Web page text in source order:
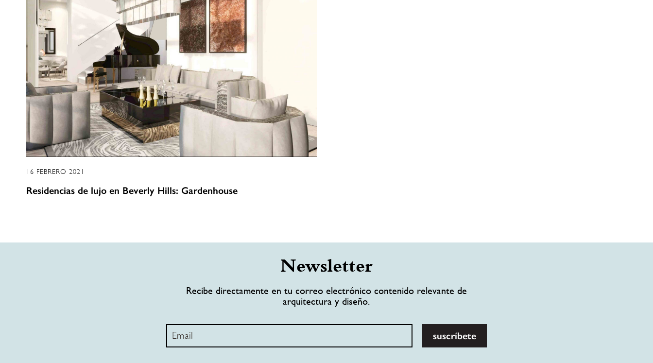
16 FEBRERO 2021
Residencias de lujo en Beverly Hills: Gardenhouse
Newsletter
Recibe directamente en tu correo electrónico contenido relevante de
arquitectura y diseño.
suscríbete